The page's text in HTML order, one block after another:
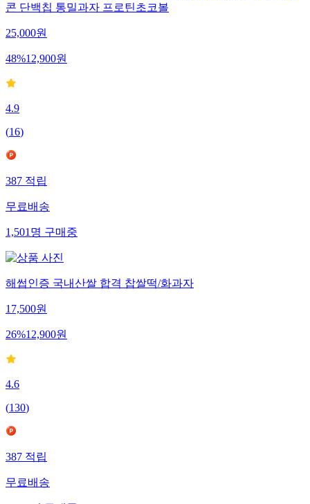
콘 단백칩 통밀과자 프로틴초코볼
25,000원
48%12,900원
4.9
(16)
387 적립
무료배송
1,501 명 구매중
해썹인증 국내산쌀 합격 찹쌀떡/화과자
17,500원
26%12,900원
4.6
(130)
387 적립
무료배송